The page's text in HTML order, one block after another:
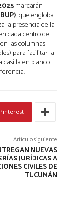
marcarán
, que engloba
la presencia de la
cada centro de
las columnas
para facilitar la
casilla en blanco
Pinterest
Artículo siguiente
NUEVAS
JURÍDICAS A
CIVILES DE
TUCUMÁN